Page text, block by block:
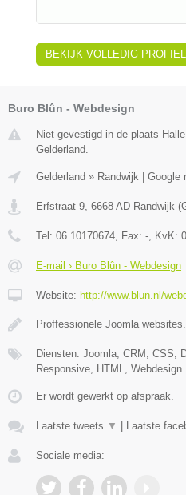
BEKIJK VOLLEDIG PROFIEL
Buro Blûn - Webdesign
Niet gevestigd in de plaats
Gelderland.
Gelderland » Randwijk Google
Erfstraat 9, 6668 AD Randwijk (
Tel: 06 10170674, Fax: -, KvK:
E-mail › Buro Blûn - Webdesign
Website: http://www.blun.nl/
Proffessionele Joomla
Diensten: Joomla, CRM, CSS,
Responsive, HTML, Webdesign
Er wordt gewerkt op afspraak.
Laatste tweets ▼ Laatste
Sociale media: